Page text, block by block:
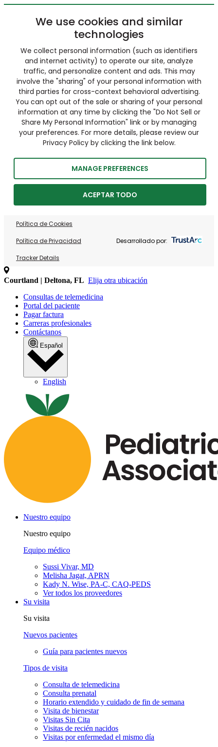
We use cookies and similar
technologies
We collect personal information (such as identifiers
and internet activity) to operate our site, analyze
traffic, and personalize content and ads. This may
involve the "sharing" of your personal information with
third parties for cross-context behavioral advertising.
You can opt out of the sale or sharing of your personal
information at any time by clicking the "Do Not Sell or
Share My Personal Information" link or by managing
your preferences. For more details, please review our
Privacy Policy by clicking the link below.
MANAGE PREFERENCES
ACEPTAR TODO
Política de Cookies
Política de Privacidad
Tracker Details
Desarrollado por:
Courtland | Deltona, FL Elija otra ubicación
Consultas de telemedicina
Portal del paciente
Pagar factura
Carreras profesionales
Contáctanos
Español
English
Nuestro equipo
Nuestro equipo
Equipo médico
Sussi Vivar, MD
Melisha Jagat, APRN
Kady N. Wise, PA-C, CAQ-PEDS
Ver todos los proveedores
Su visita
Su visita
Nuevos pacientes
Guía para pacientes nuevos
Tipos de visita
Consulta de telemedicina
Consulta prenatal
Horario extendido y cuidado de fin de semana
Visita de bienestar
Visitas Sin Cita
Visitas de recién nacidos
Visitas por enfermedad el mismo día